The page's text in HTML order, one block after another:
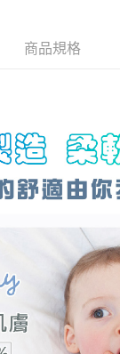
商品規格